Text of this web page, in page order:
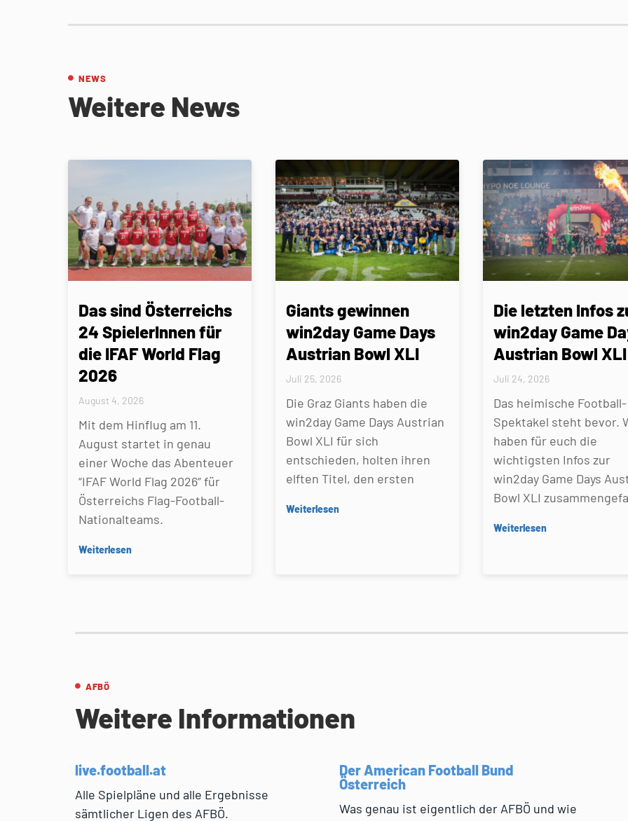
NEWS
Weitere News
Das sind Österreichs
24 SpielerInnen für
die IFAF World Flag
2026
August 4, 2026
Mit dem Hinflug am 11.
August startet in genau
einer Woche das Abenteuer
“IFAF World Flag 2026” für
Österreichs Flag-Football-
Nationalteams.
Weiterlesen
Giants gewinnen
win2day Game Days
Austrian Bowl XLI
Juli 25, 2026
Die Graz Giants haben die
win2day Game Days Austrian
Bowl XLI für sich
entschieden, holten ihren
elften Titel, den ersten
Weiterlesen
Die letzten Infos
win2day Game
Austrian Bowl XLI
Juli 24, 2026
Das heimische Football-
Spektakel steht bevor.
haben für euch die
wichtigsten Infos zur
win2day Game Days
Bowl XLI
Weiterlesen
AFBÖ
Weitere Informationen
live.football.at
Alle Spielpläne und alle Ergebnisse
sämtlicher Ligen des AFBÖ.
Der American Football Bund
Österreich
Was genau ist eigentlich der AFBÖ und wie